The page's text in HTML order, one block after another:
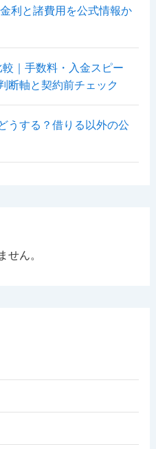
利と諸費用を公式情報か
｜手数料・入金スピー
断軸と契約前チェック
うする？借りる以外の公
せん。